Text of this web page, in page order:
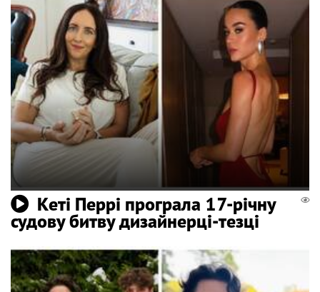
Кеті Перрі програла 17-річну
судову битву дизайнерці-тезці